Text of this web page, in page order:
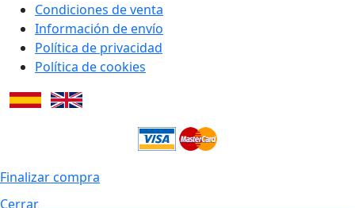
Condiciones de venta
Información de envío
Política de privacidad
Política de cookies
Finalizar compra
Cerrar